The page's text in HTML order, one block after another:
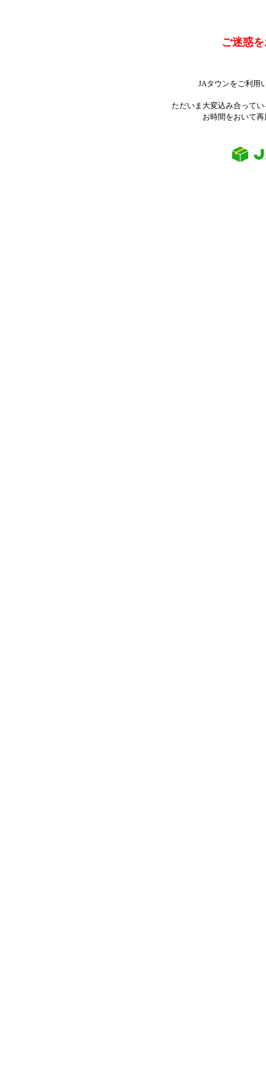
ご迷惑
JAタウンをご利用
ただいま大変込み合って
お時間をおいて